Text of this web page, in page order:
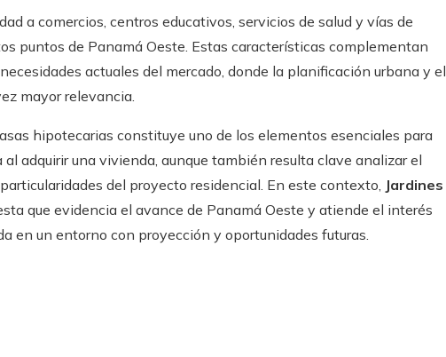
a comercios, centros educativos, servicios de salud y vías de
puntos de Panamá Oeste. Estas características complementan
actuales del mercado, donde la planificación urbana y el
mayor relevancia.
hipotecarias constituye uno de los elementos esenciales para
adquirir una vivienda, aunque también resulta clave analizar el
del proyecto residencial. En este contexto, Jardines
que evidencia el avance de Panamá Oeste y atiende el interés
en un entorno con proyección y oportunidades futuras.